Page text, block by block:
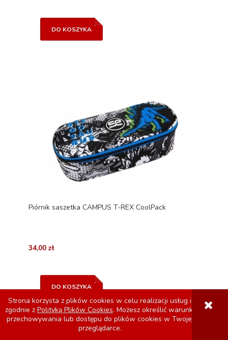
Strona korzysta z plików cookies w celu realizacji usług i
zgodnie z Polityką Plików Cookies. Możesz określić warunki
przechowywania lub dostępu do plików cookies w Twojej
przeglądarce.
DO KOSZYKA
Piórnik saszetka CAMPUS T-REX CoolPack
34,00 zł
DO KOSZYKA